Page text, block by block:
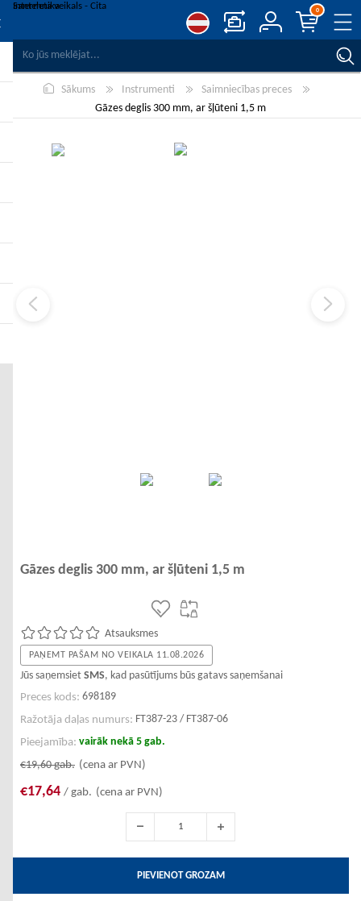
VĒLMJU SARAKSTS
REĢISTRĒT
PIESLĒGTIES
0
Sākums Instrumenti
Saimniecības preces
Gāzes deglis 300 mm, ar šļūteni 1,5 m
Gāzes deglis 300 mm, ar šļūteni 1,5 m
Atsauksmes
PAŅEMT PAŠAM NO VEIKALA 11.08.2026
Jūs saņemsiet SMS, kad pasūtījums būs gatavs saņemšanai
Preces kods: 698189
Ražotāja daļas numurs: FT387-23 / FT387-06
Pieejamība: vairāk nekā 5 gab.
€19,60gab. (cena ar PVN)
€17,64 / gab. (cena ar PVN)
PIEVIENOT GROZAM